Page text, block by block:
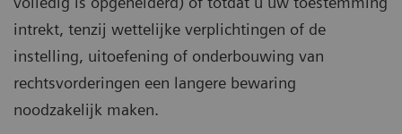
intrekt, tenzij wettelijke verplichtingen of de
instelling, uitoefening of onderbouwing van
rechtsvorderingen een langere bewaring
noodzakelijk maken.